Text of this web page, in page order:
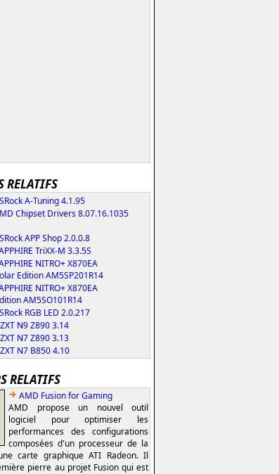
RELATIFS
A-Tuning 4.1.95
Chipset Drivers 8.07.16.1035
APP Shop 2.0.0.8
TriXX-M 3.3.5S
NITRO+ X870EA
Edition AM5SP201R14
NITRO+ X870EA
AM5SO101R14
RGB LED 2.0.217
N9 Z890 3.14
N7 Z890 3.13
N7 B850 4.10
RELATIFS
AMD Fusion for Gaming
AMD propose un nouvel outil
logiciel pour optimiser les
performances des configurations
composées d'un processeur de la
carte graphique ATI Radeon. Il
pierre au projet Fusion qui est